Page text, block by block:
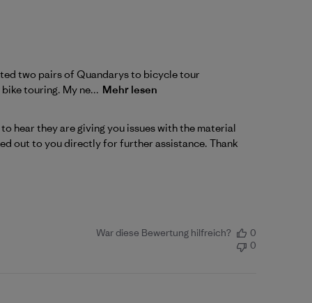
two pairs of Quandarys to bicycle tour
touring. My ne... Mehr lesen
hear they are giving you issues with the material
out to you directly for further assistance. Thank
War diese Bewertung hilfreich?
0
0